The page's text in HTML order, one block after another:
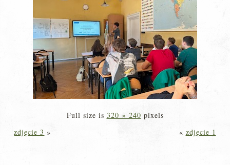
Full size is 320 × 240 pixels
zdjęcie 3 » « zdjęcie 1